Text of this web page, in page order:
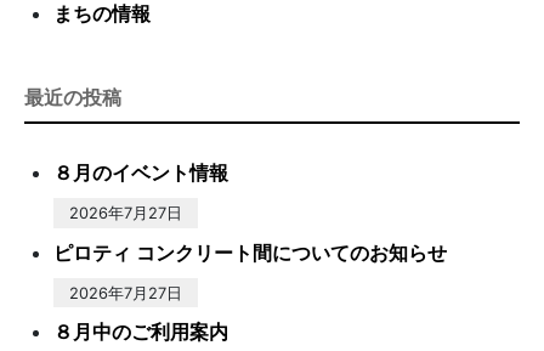
まちの情報
最近の投稿
８月のイベント情報
2026年7月27日
ピロティ コンクリート間についてのお知らせ
2026年7月27日
８月中のご利用案内